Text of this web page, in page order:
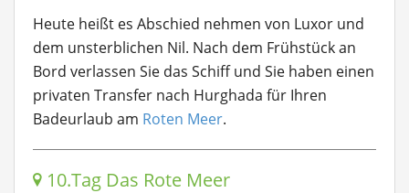
Heute heißt es Abschied nehmen von Luxor und
dem unsterblichen Nil. Nach dem Frühstück an
Bord verlassen Sie das Schiff und Sie haben einen
privaten Transfer nach Hurghada für Ihren
Badeurlaub am Roten Meer.
10.Tag Das Rote Meer